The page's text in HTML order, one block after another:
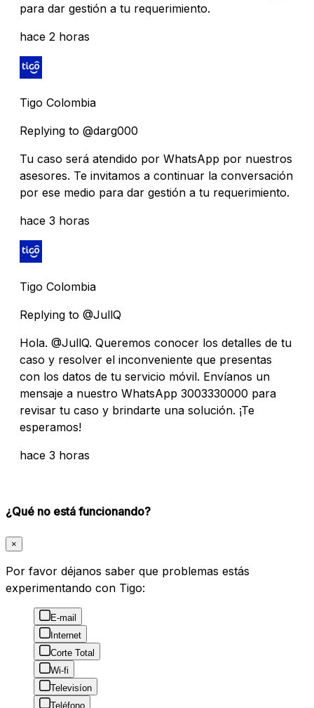
para dar gestión a tu requerimiento.
hace 2 horas
Tigo Colombia
Replying to @darg000
Tu caso será atendido por WhatsApp por nuestros
asesores. Te invitamos a continuar la conversación
por ese medio para dar gestión a tu requerimiento.
hace 3 horas
Tigo Colombia
Replying to @JullQ
Hola. @JullQ. Queremos conocer los detalles de tu
caso y resolver el inconveniente que presentas
con los datos de tu servicio móvil. Envíanos un
mensaje a nuestro WhatsApp 3003330000 para
revisar tu caso y brindarte una solución. ¡Te
esperamos!
hace 3 horas
¿Qué no está funcionando?
×
Por favor déjanos saber que problemas estás
experimentando con Tigo:
E-mail
Internet
Corte Total
Wi-fi
Televisíon
Teléfono